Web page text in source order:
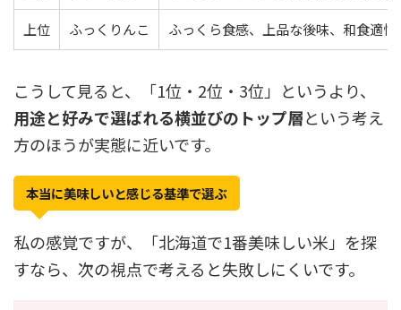
上位 ふっくりんこ ふっくら食感、上品な後味、和食適性
こうして見ると、「1位・2位・3位」というより、
用途と好みで選ばれる横並びのトップ層という考え
方のほうが実態に近いです。
本当に美味しいと感じる基準で選ぶ
私の感覚ですが、「北海道で1番美味しい米」を探
すなら、次の視点で考えると失敗しにくいです。